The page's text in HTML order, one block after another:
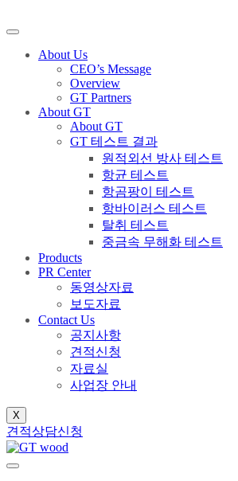
About Us
CEO’s Message
Overview
GT Partners
About GT
About GT
GT 테스트 결과
원적외선 방사 테스트
항균 테스트
항곰팡이 테스트
항바이러스 테스트
탈취 테스트
중금속 무해화 테스트
Products
PR Center
동영상자료
보도자료
Contact Us
공지사항
견적신청
자료실
사업장 안내
X
견적상담신청